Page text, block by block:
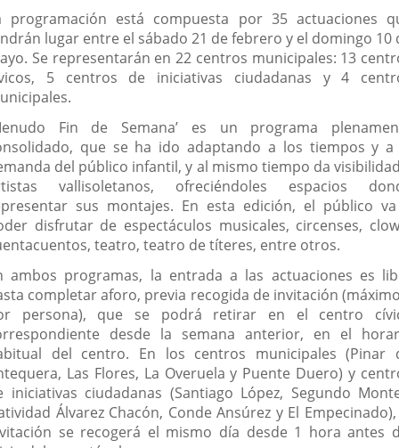
programación está compuesta por 35 actuaciones
lugar entre el sábado 21 de febrero y el domingo 10
Se representarán en 22 centros municipales: 13
5 centros de iniciativas ciudadanas y 4
Fin de Semana’ es un programa
que se ha ido adaptando a los tiempos y a
del público infantil, y al mismo tiempo da
vallisoletanos, ofreciéndoles espacios
sus montajes. En esta edición, el público
disfrutar de espectáculos musicales, circenses,
teatro, teatro de títeres, entre otros.
ambos programas, la entrada a las actuaciones es
completar aforo, previa recogida de invitación
persona), que se podrá retirar en el centro
desde la semana anterior, en el
del centro. En los centros municipales (Pinar
Las Flores, La Overuela y Puente Duero) y
iniciativas ciudadanas (Santiago López, Segundo
Álvarez Chacón, Conde Ansúrez y El
se recogerá el mismo día desde 1 hora antes